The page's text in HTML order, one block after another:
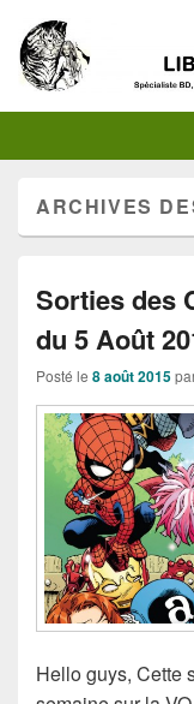
ARCHIVES
Sorties des
du 5 Août
Posté le 8 août 2015
Hello guys, Cette